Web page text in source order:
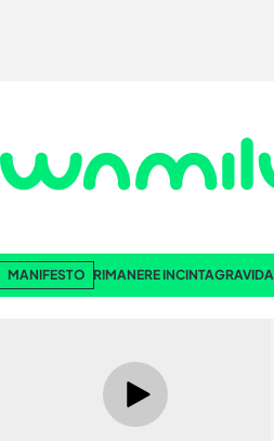
MANIFESTO RIMANERE INCINTA